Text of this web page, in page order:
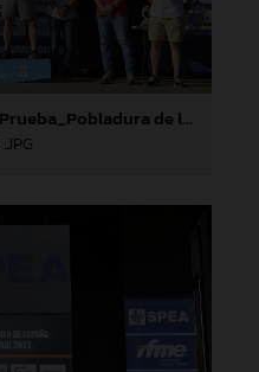
Podio_Veteranos B_4ª y 5ª Prueba_Pobladura de las Regueras (León)
.JPG